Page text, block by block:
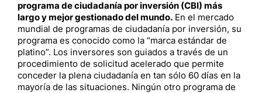
programa de ciudadanía por inversión (CBI) más
largo y mejor gestionado del mundo. En el mercado
mundial de programas de ciudadanía por inversión, su
programa es conocido como la “marca estándar de
platino”. Los inversores son guiados a través de un
procedimiento de solicitud acelerado que permite
conceder la plena ciudadanía en tan sólo 60 días en la
mayoría de las situaciones. Ningún otro programa de